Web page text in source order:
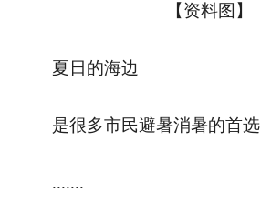
【资料图】
夏日的海边
是很多市民避暑消暑的首选
.......